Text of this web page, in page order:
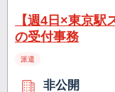
【週4日×東京
の受付事務
派遣
非公開